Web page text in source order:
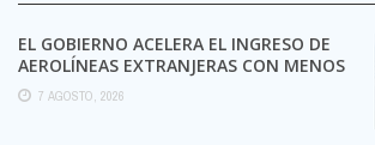
EL GOBIERNO ACELERA EL INGRESO DE
AEROLÍNEAS EXTRANJERAS CON MENOS
TRÁMITES
7 AGOSTO, 2026